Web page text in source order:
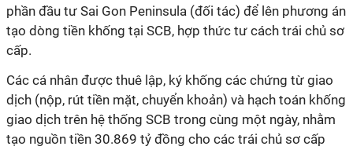
phần đầu tư Sai Gon Peninsula (đối tác) để lên phương án
tạo dòng tiền khống tại SCB, hợp thức tư cách trái chủ sơ
cấp.
Các cá nhân được thuê lập, ký khống các chứng từ giao
dịch (nộp, rút tiền mặt, chuyển khoản) và hạch toán khống
giao dịch trên hệ thống SCB trong cùng một ngày, nhằm
tạo nguồn tiền 30.869 tỷ đồng cho các trái chủ sơ cấp